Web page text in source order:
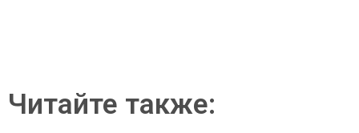
Читайте также: